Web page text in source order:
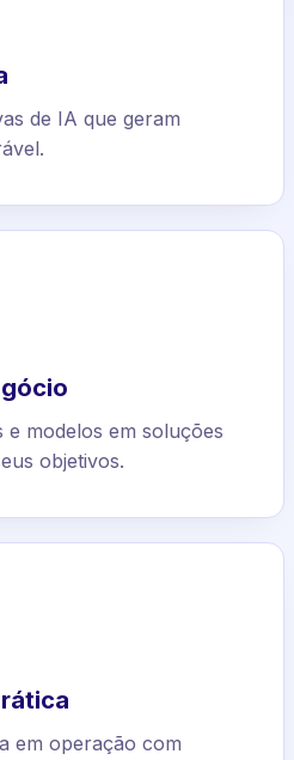
de IA que geram
modelos em soluções
objetivos.
em operação com